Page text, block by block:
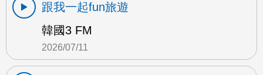
跟我一起fun旅遊
韓國3 FM
2026/07/11